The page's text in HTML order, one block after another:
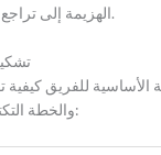
الهزيمة إلى تراجع الفريق في ترتيب الدوري.
الأساسية للفريق كيفية
والخطة التكتيكية التي يعتمدها المدرب: